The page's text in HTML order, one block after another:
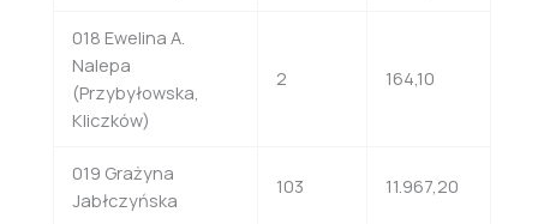
018 Ewelina A.
Nalepa
(Przybyłowska,
Kliczków)
2 164,10
019 Grażyna
Jabłczyńska
103 11.967,20